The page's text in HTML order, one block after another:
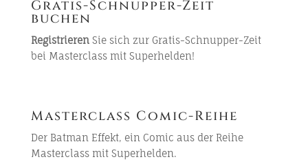
Gratis-Schnupper-Zeit
buchen
RegistrierenSie sich zur Gratis-Schnupper-Zeit
bei Masterclass mit Superhelden!
Masterclass Comic-Reihe
Der Batman Effekt, ein Comic aus der Reihe
Masterclass mit Superhelden.